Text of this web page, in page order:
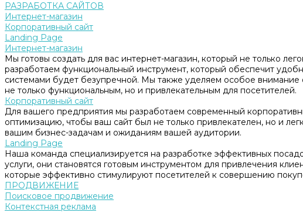
РАЗРАБОТКА САЙТОВ
Интернет-магазин
Корпоративный сайт
Landing Page
Интернет-магазин
Мы готовы создать для вас интернет-магазин, который не только
разработаем функциональный инструмент, который обеспечит
системами будет безупречной. Мы также уделяем особое внимание
не только функциональным, но и привлекательным для посетителей.
Корпоративный сайт
Для вашего предприятия мы разработаем современный
оптимизацию, чтобы ваш сайт был не только привлекателен, но и
вашим бизнес-задачам и ожиданиям вашей аудитории.
Landing Page
Наша команда специализируется на разработке эффективных
услуги, они становятся готовым инструментом для привлечения
которые эффективно стимулируют посетителей к совершению
ПРОДВИЖЕНИЕ
Поисковое продвижение
Контекстная реклама